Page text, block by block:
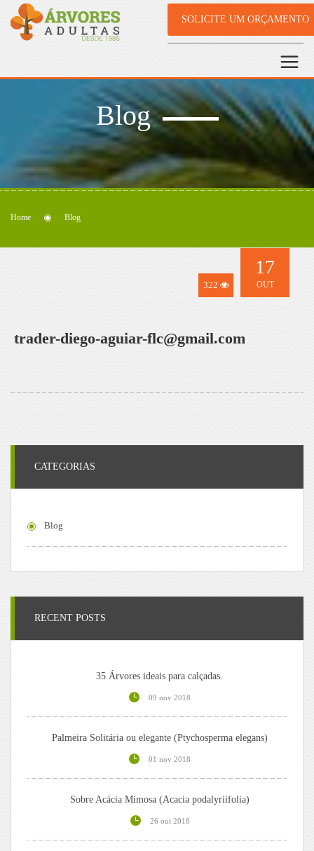
SOLICITE UM ORÇAMENTO
Blog
Home Blog
322
17
OUT
trader-diego-aguiar-flc@gmail.com
CATEGORIAS
Blog
RECENT POSTS
35 Árvores ideais para calçadas.
09 nov 2018
Palmeira Solitária ou elegante (Ptychosperma elegans)
01 nov 2018
Sobre Acácia Mimosa (Acacia podalyriifolia)
26 out 2018